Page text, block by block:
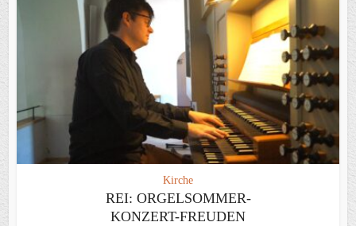
Kirche
REI: ORGELSOMMER-
KONZERT-FREUDEN